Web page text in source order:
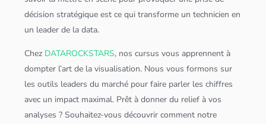
décision stratégique est ce qui transforme un technicien en
un leader de la data.
Chez DATAROCKSTARS, nos cursus vous apprennent à
dompter l’art de la visualisation. Nous vous formons sur
les outils leaders du marché pour faire parler les chiffres
avec un impact maximal. Prêt à donner du relief à vos
analyses ? Souhaitez-vous découvrir comment notre